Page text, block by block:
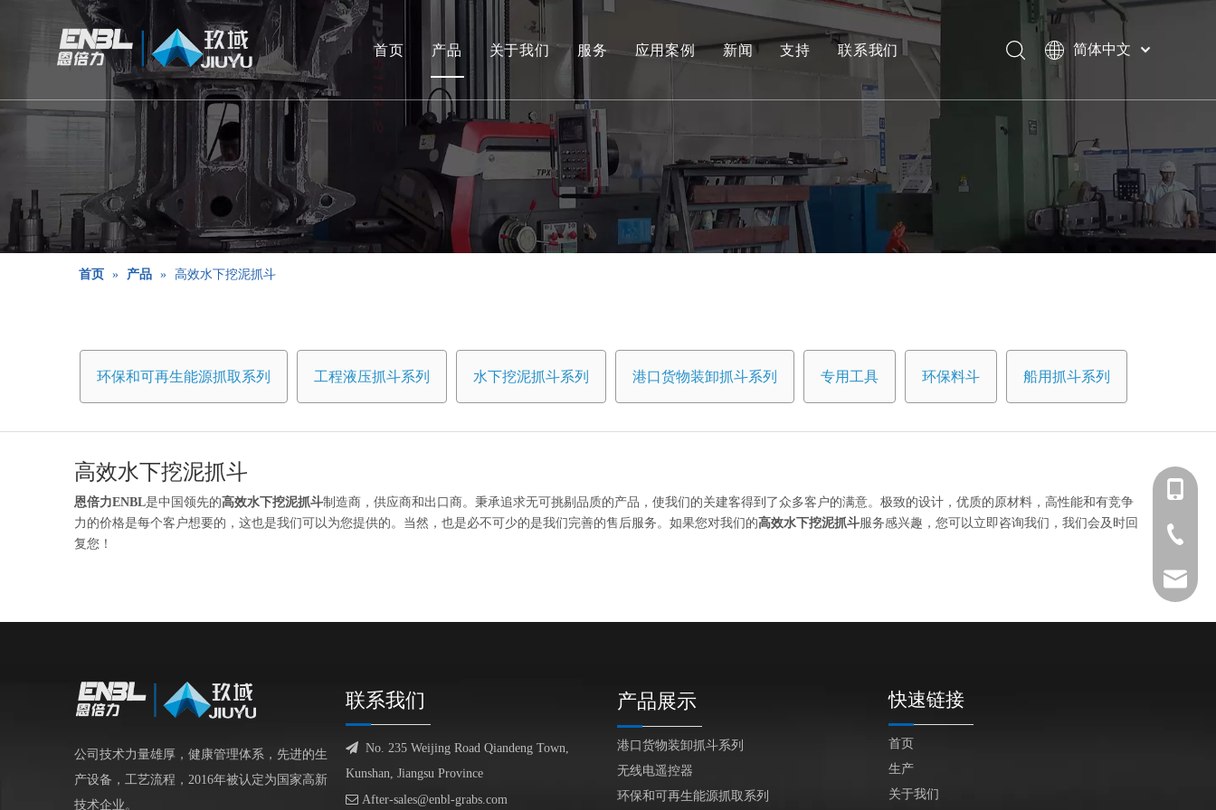
首页 产品
环保和可再生能源抓取系列
工程液压抓斗系列
环保料斗
水下挖泥抓斗系列
港口货物装卸抓斗系列
关于我们 服务 应用案例 新闻 支持 联系我们
简体中文
indonesia
Pусский
Français
العربية
English
首页 » 产品 » 高效水下挖泥抓斗
环保和可再生能源抓取系列 工程液压抓斗系列 水下挖泥抓斗系列 港口货物装卸抓斗系列 专用工具 环保料斗 船用抓斗系列
高效水下挖泥抓斗
恩倍力ENBL是中国领先的高效水下挖泥抓斗制造商，供应商和出口商。秉承追求无可挑剔品质的产品，使我们的关建客得到了众多客户的满意。极致的设计，优质的原材料，高性能和有竞争
力的价格是每个客户想要的，这也是我们可以为您提供的。当然，也是必不可少的是我们完善的售后服务。如果您对我们的高效水下挖泥抓斗服务感兴趣，您可以立即咨询我们，我们会及时回
复您！
+86
+86
+86 189-
+86-
After-
公司技术力量雄厚，健康管理体系，先进的生
产设备，工艺流程，2016年被认定为国家高新
技术企业。
联系我们
 No. 235 Weijing Road Qiandeng Town,
Kunshan, Jiangsu Province
 After-sales@enbl-grabs.com
产品展示
港口货物装卸抓斗系列
无线电遥控器
环保和可再生能源抓取系列
快速链接
首页
生产
关于我们